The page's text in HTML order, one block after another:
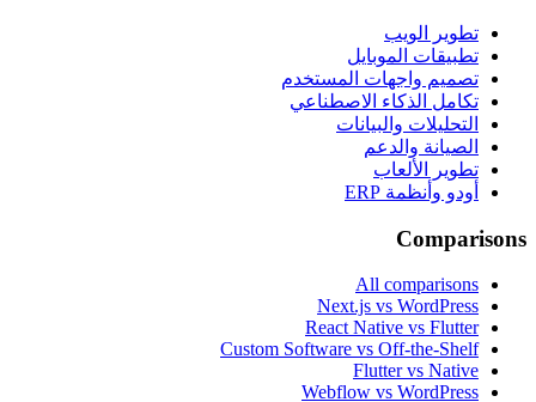
تطوير الويب
تطبيقات الموبايل
تصميم واجهات المستخدم
تكامل الذكاء الاصطناعي
التحليلات والبيانات
الصيانة والدعم
تطوير الألعاب
أودو وأنظمة ERP
Comparisons
All comparisons
Next.js vs WordPress
React Native vs Flutter
Custom Software vs Off-the-Shelf
Flutter vs Native
Webflow vs WordPress